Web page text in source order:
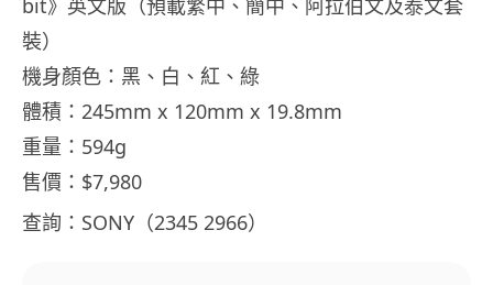
bit》英文版（預載繁中、簡中、阿拉伯文及泰文套
裝）
機身顏色：黑、白、紅、綠
體積：245mm x 120mm x 19.8mm
重量：594g
售價：$7,980
查詢：SONY（2345 2966）